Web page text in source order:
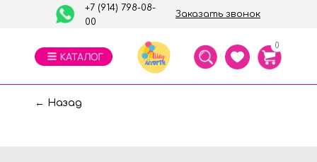
Заказать звонок
+7 (914) 798-08-
00
0
← Назад